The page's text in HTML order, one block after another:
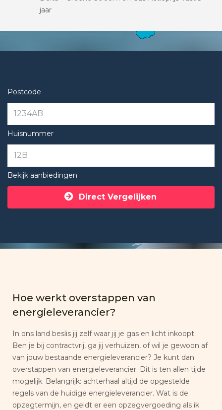
jaar
Postcode
Huisnummer
Bekijk aanbiedingen
Direct Vergelijken
Hoe werkt overstappen van
energieleverancier?
In ons land beslis jij zelf waar jij je gas en licht inkoopt.
Ben je bij contractvrij, ga jij verhuizen, of wil je gewoon af
van jouw bestaande energieleverancier? Je kunt dan
overstappen van energieleverancier. Dit is ten allen tijde
mogelijk. Belangrijk: achterhaal altijd de opgestelde
regels van de huidige energieleverancier. Wat is de
opzegtermijn, en geldt er een opzegvergoeding als ik